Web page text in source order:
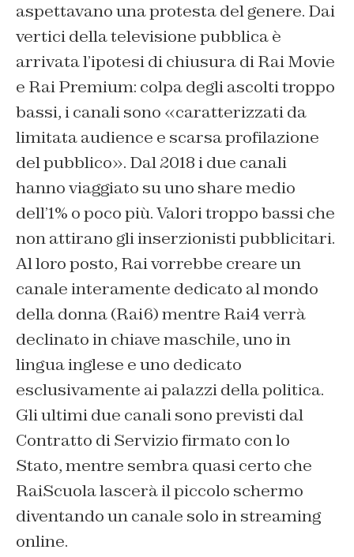
aspettavano una protesta del genere. Dai
vertici della televisione pubblica è
arrivata l’ipotesi di chiusura di Rai Movie
e Rai Premium: colpa degli ascolti troppo
bassi, i canali sono «caratterizzati da
limitata audience e scarsa profilazione
del pubblico». Dal 2018 i due canali
hanno viaggiato su uno share medio
dell’1% o poco più. Valori troppo bassi che
non attirano gli inserzionisti pubblicitari.
Al loro posto, Rai vorrebbe creare un
canale interamente dedicato al mondo
della donna (Rai6) mentre Rai4 verrà
declinato in chiave maschile, uno in
lingua inglese e uno dedicato
esclusivamente ai palazzi della politica.
Gli ultimi due canali sono previsti dal
Contratto di Servizio firmato con lo
Stato, mentre sembra quasi certo che
RaiScuola lascerà il piccolo schermo
diventando un canale solo in streaming
online.